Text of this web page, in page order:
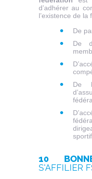
d’adhérer au
l’existence de
De
De
De
10
S'AFFILIER